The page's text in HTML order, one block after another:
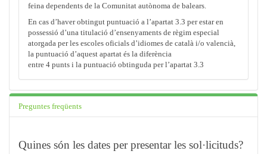
feina dependents de la Comunitat autònoma de balears.
En cas d’haver obtingut puntuació a l’apartat 3.3 per estar en
possessió d’una titulació d’ensenyaments de règim especial
atorgada per les escoles oficials d’idiomes de català i/o valencià,
la puntuació d’aquest apartat és la diferència
entre 4 punts i la puntuació obtinguda per l’apartat 3.3
Preguntes freqüents
Quines són les dates per presentar les sol·licituds?